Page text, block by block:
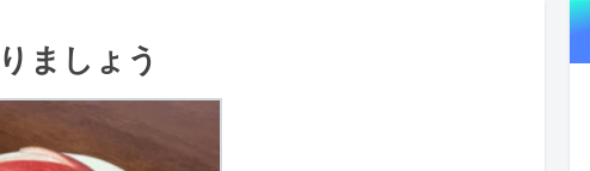
ましょう